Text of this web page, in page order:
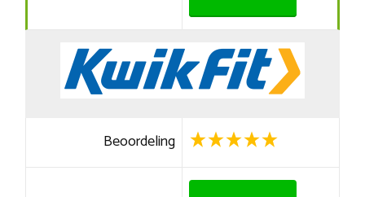
Beoordeling